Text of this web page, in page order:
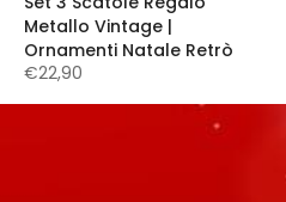
Metallo Vintage |
Ornamenti Natale Retrò
€22,90